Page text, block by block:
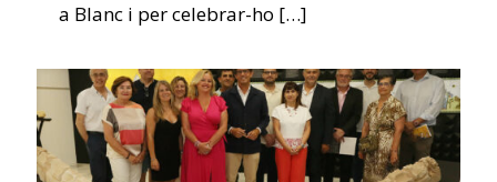
a Blanc i per celebrar-ho […]